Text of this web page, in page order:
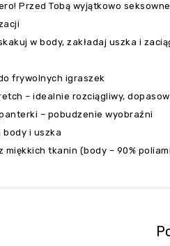
Przed Tobą wyjątkowo
w body, zakładaj uszka i
frywolnych igraszek
– idealnie rozciągliwy,
– pobudzenie wyobraźni
body i uszka
miękkich tkanin (body – 90%